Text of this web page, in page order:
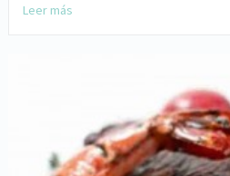
Leer más